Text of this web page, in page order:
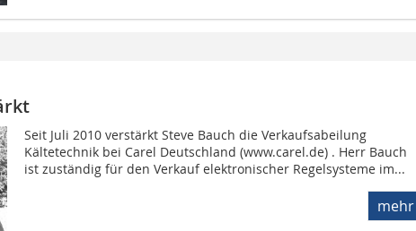
Seit Juli 2010 verstärkt Steve Bauch die Verkaufsabeilung
Kältetechnik bei Carel Deutschland (www.carel.de) . Herr Bauch
ist zuständig für den Verkauf elektronischer Regelsysteme im...
mehr